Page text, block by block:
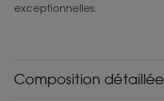
Composition détaillée
exceptionnelles.